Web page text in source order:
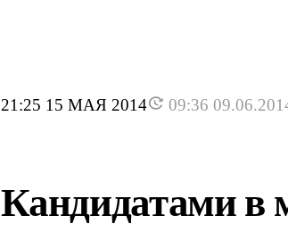
21:25 15 МАЯ 2014 09:36
Кандидатами в